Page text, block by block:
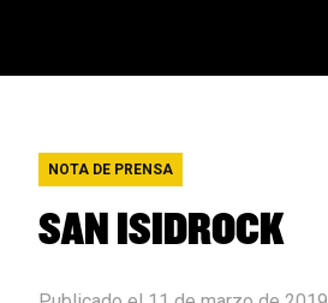
NOTA DE PRENSA
SAN ISIDROCK